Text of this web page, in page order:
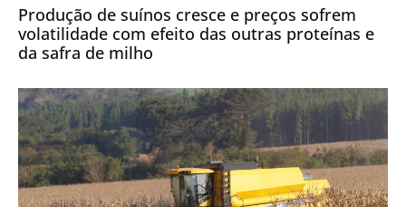
Produção de suínos cresce e preços sofrem
volatilidade com efeito das outras proteínas e
da safra de milho